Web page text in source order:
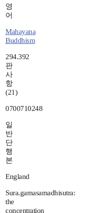
영
어
Mahayana
Buddhism
294.392
판
사
항
(21)
0700710248
일
반
단
행
본
England
Sura.gamasamadhisutra:
the
concentration